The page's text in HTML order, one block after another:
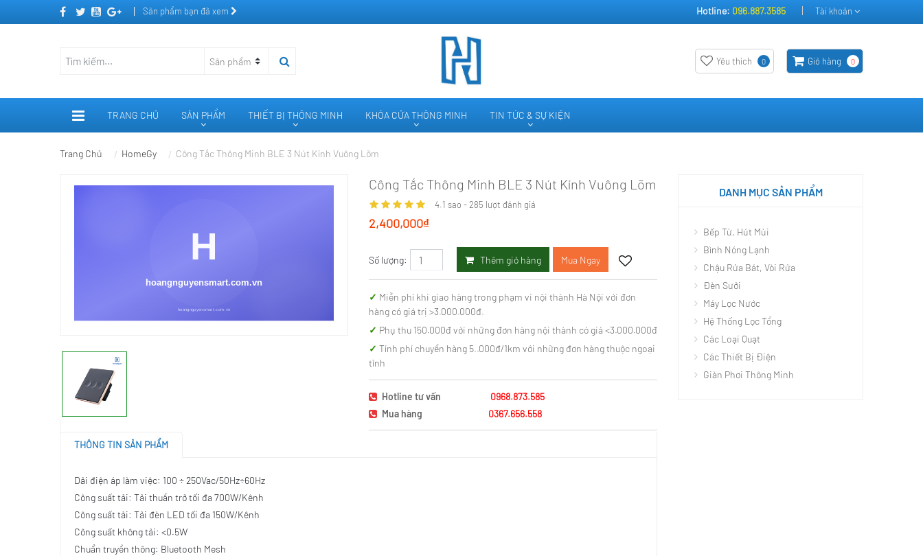
Sản phẩm bạn đã xem Hotline: 096.887.3585 Tài khoản
Yêu thích 0 Giỏ hàng 0
TRANG CHỦ SẢN PHẨM THIẾT BỊ THÔNG MINH KHÓA CỬA THÔNG MINH TIN TỨC & SỰ KIỆN
Trang Chủ HomeGy Công Tắc Thông Minh BLE 3 Nút Kính Vuông Lõm
Công Tắc Thông Minh BLE 3 Nút Kính Vuông Lõm
4.1 sao -285 lượt đánh giá
2,400,000₫
Số lượng: Thêm giỏ hàng Mua Ngay
Miễn phí khi giao hàng trong phạm vi nội thành Hà Nội với đơn
hàng có giá trị >3.000.000đ.
Phụ thu 150.000đ với những đơn hàng nội thành có giá <3.000.000đ
Tính phí chuyển hàng 5..000đ/1km với những đơn hàng thuộc ngoại
tỉnh
Hotline tư vấn
0968.873.585
Mua hàng
0367.656.558
THÔNG TIN SẢN PHẨM
Dải điện áp làm việc: 100 ÷ 250Vac/50Hz÷60Hz
Công suất tải: Tải thuần trở tối đa 700W/Kênh
Công suất tải: Tải đèn LED tối đa 150W/Kênh
Công suất không tải: <0.5W
Chuẩn truyền thông: Bluetooth Mesh
DANH MỤC SẢN PHẨM
Bếp Từ, Hút Mùi
Bình Nóng Lạnh
Chậu Rửa Bát, Vòi Rửa
Đèn Sưởi
Máy Lọc Nước
Hệ Thống Lọc Tổng
Các Loại Quạt
Các Thiết Bị Điện
Giàn Phơi Thông Minh